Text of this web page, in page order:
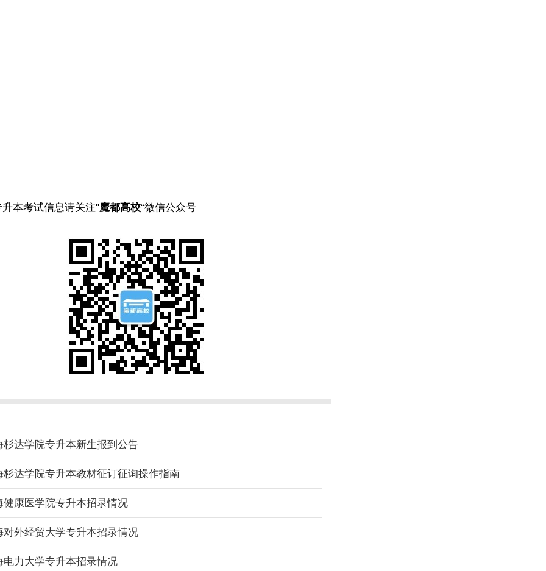
本考试信息请关注"魔都高校“微信公众号
杉达学院专升本新生报到公告
杉达学院专升本教材征订征询操作指南
健康医学院专升本招录情况
对外经贸大学专升本招录情况
电力大学专升本招录情况